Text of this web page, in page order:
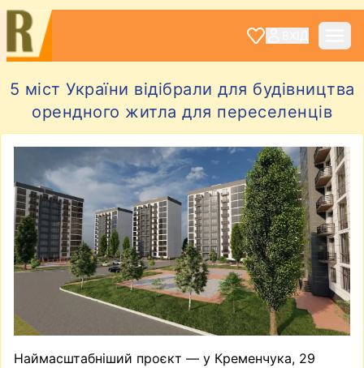
5 міст України відібрали для будівництва
орендного житла для переселенців
Наймасштабніший проєкт — у Кременчука, 29